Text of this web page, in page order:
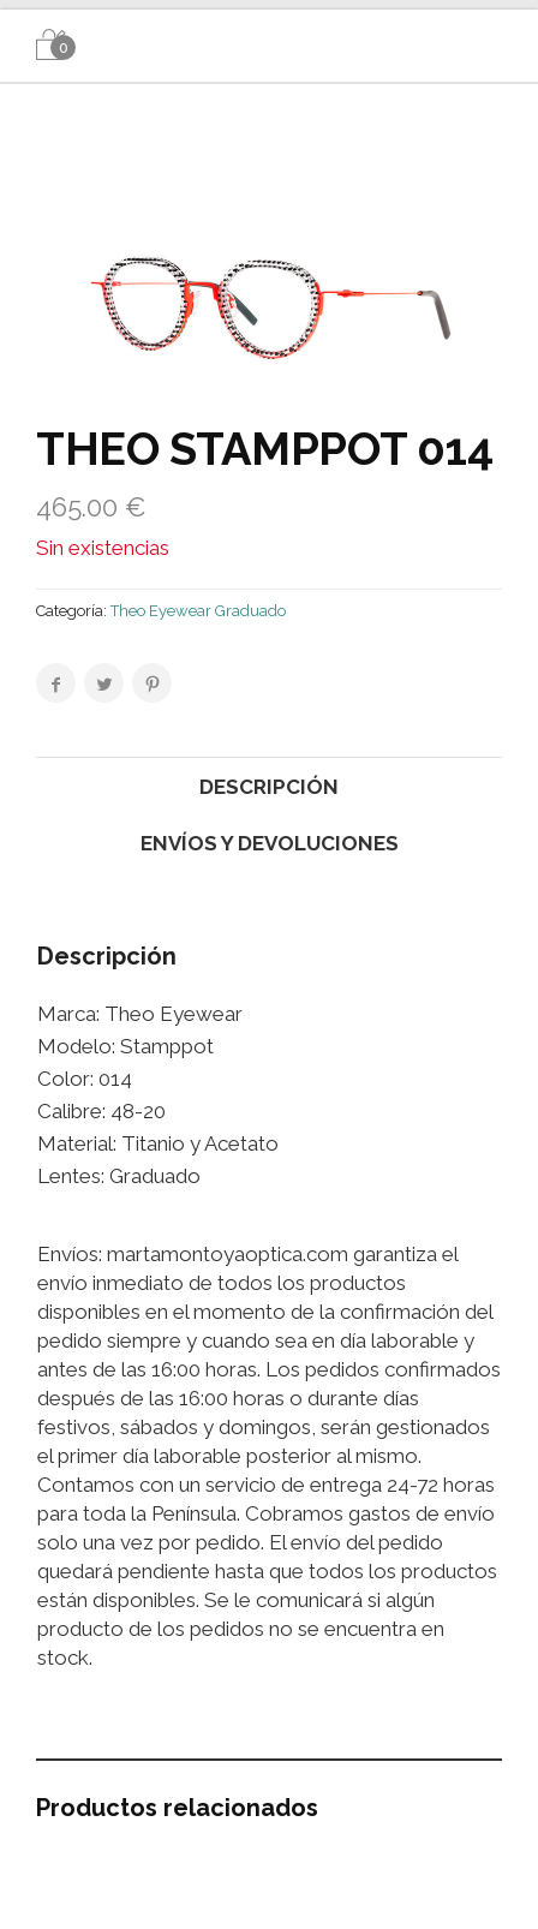
0
THEO STAMPPOT 014
465.00 €
Sin existencias
Categoría:Theo Eyewear Graduado
DESCRIPCIÓN
ENVÍOS Y DEVOLUCIONES
Descripción
Marca: Theo Eyewear
Modelo: Stamppot
Color: 014
Calibre: 48-20
Material: Titanio y Acetato
Lentes: Graduado
Envíos: martamontoyaoptica.com garantiza el
envío inmediato de todos los productos
disponibles en el momento de la confirmación del
pedido siempre y cuando sea en día laborable y
antes de las 16:00 horas. Los pedidos confirmados
después de las 16:00 horas o durante días
festivos, sábados y domingos, serán gestionados
el primer día laborable posterior al mismo.
Contamos con un servicio de entrega 24-72 horas
para toda la Península. Cobramos gastos de envío
solo una vez por pedido. El envío del pedido
quedará pendiente hasta que todos los productos
están disponibles. Se le comunicará si algún
producto de los pedidos no se encuentra en
stock.
Productos relacionados